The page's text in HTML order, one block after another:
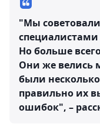
"Мы
Но больше
Они же велись
были
правильно их
ошибок", –